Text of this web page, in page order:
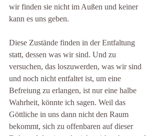
wir finden sie nicht im Außen und keiner
kann es uns geben.
Diese Zustände finden in der Entfaltung
statt, dessen was wir sind. Und zu
versuchen, das loszuwerden, was wir sind
und noch nicht entfaltet ist, um eine
Befreiung zu erlangen, ist nur eine halbe
Wahrheit, könnte ich sagen. Weil das
Göttliche in uns dann nicht den Raum
bekommt, sich zu offenbaren auf dieser